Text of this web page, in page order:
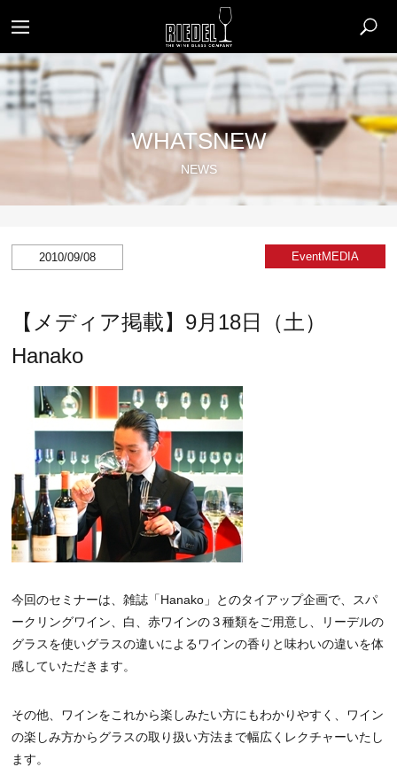
WHATSNEW
NEWS
2010/09/08 EventMEDIA​
【メディア掲載】9月18日（土）
Hanako
今回のセミナーは、雑誌「Hanako」とのタイアップ企画で、スパ
ークリングワイン、白、赤ワインの３種類をご用意し、リーデルの
グラスを使いグラスの違いによるワインの香りと味わいの違いを体
感していただきます。
その他、ワインをこれから楽しみたい方にもわかりやすく、ワイン
の楽しみ方からグラスの取り扱い方法まで幅広くレクチャーいたし
ます。